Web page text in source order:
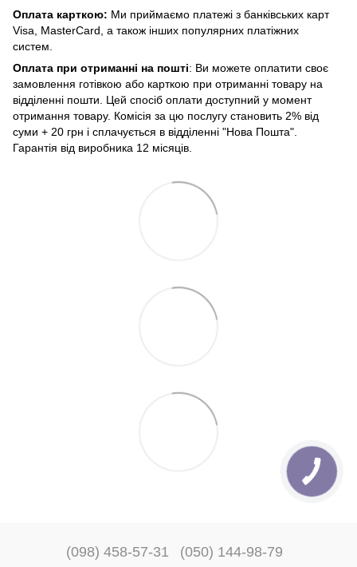
Оплата карткою: Ми приймаємо платежі з банківських карт
Visa, MasterCard, а також інших популярних платіжних
систем.
Оплата при отриманні на пошті: Ви можете оплатити своє
замовлення готівкою або карткою при отриманні товару на
відділенні пошти. Цей спосіб оплати доступний у момент
отримання товару. Комісія за цю послугу становить 2% від
суми + 20 грн і сплачується в відділенні "Нова Пошта".
Гарантія від виробника 12 місяців.
(098) 458-57-31 (050) 144-98-79